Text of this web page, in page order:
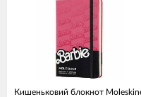
Кишеньковий блокнот